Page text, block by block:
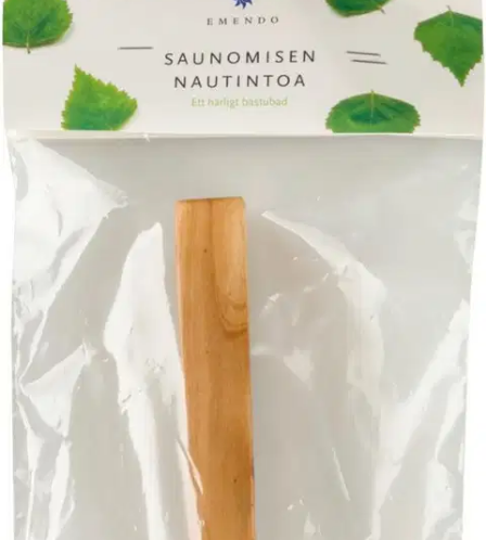
Verkkokaupan hinta
Valitse toimitustapa
Nouto myymälästä
Ilmainen
Siirry valitsemaan myymälä
Kotiin tai noutopisteeseen
Ilmainen toimitus yli 100 €:n tilauksille
Postin pakettiautomaattiin tai
palvelupisteeseen!
Etu ei koske Suuri‑lisäpalvelulla toimitettavia tuotteita.
Tarkista myymäläsaatavuus
Tuotekuvaus